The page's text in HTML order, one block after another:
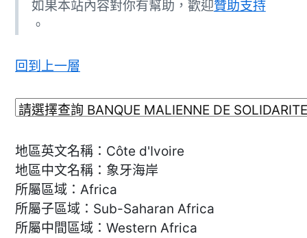
如果本站內容對你有幫助，歡迎贊助支持
。
回到上一層
地區英文名稱：Côte d'Ivoire
地區中文名稱：象牙海岸
所屬區域：Africa
所屬子區域：Sub-Saharan Africa
所屬中間區域：Western Africa